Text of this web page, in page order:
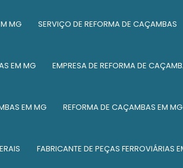
MG SERVIÇO DE REFORMA DE CAÇAMBAS
EM MG EMPRESA DE REFORMA DE
EM MG REFORMA DE CAÇAMBAS EM MG
FABRICANTE DE PEÇAS FERROVIÁRIAS
Serviço de caldeiraria leve
Manutenção de vagões de
Serviço de manutenção de vagões